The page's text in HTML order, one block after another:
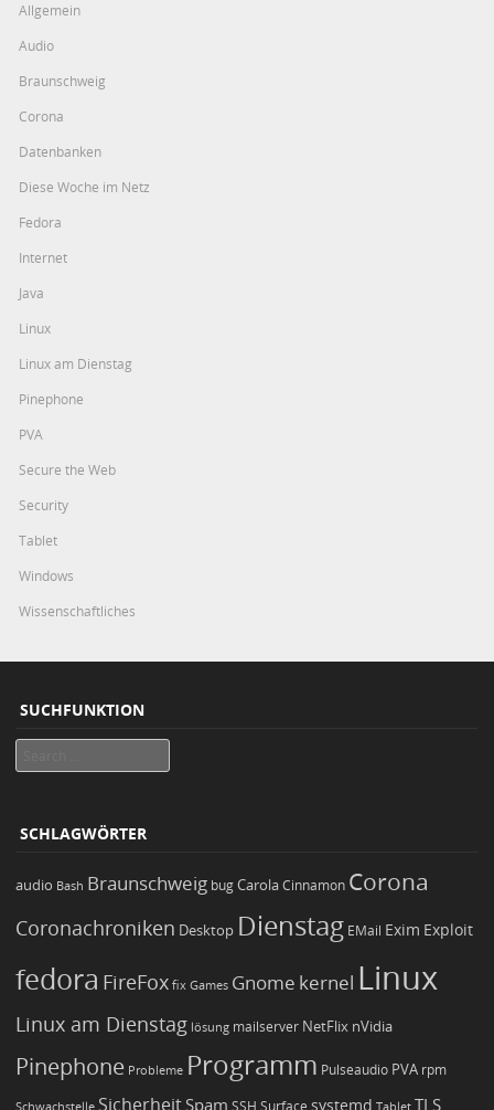
Allgemein
Audio
Braunschweig
Corona
Datenbanken
Diese Woche im Netz
Fedora
Internet
Java
Linux
Linux am Dienstag
Pinephone
PVA
Secure the Web
Security
Tablet
Windows
Wissenschaftliches
SUCHFUNKTION
SCHLAGWÖRTER
audio Bash Braunschweig bugCarola Cinnamon Corona
Coronachroniken Desktop Dienstag EMail Exim Exploit
fedora FireFox fix Games Gnome kernel Linux
Linux am Dienstag lösung mailserver NetFlix nVidia
Pinephone Probleme Programm Pulseaudio PVA rpm
Schwachstelle Sicherheit Spam SSH Surface systemd Tablet TLS